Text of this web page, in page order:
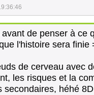
de penser à ce
l'histoire sera finie
de cerveau avec
les risques et la
secondaires, héhé 8D